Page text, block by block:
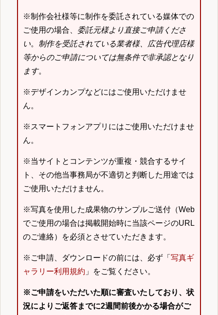
※制作会社様等に制作を委託されている媒体での
ご使用の場合、 委託元様より直接ご申請くださ
い。 制作を受託されている業者様、広告代理店様
等からのご申請については無条件で非承認となり
ます。
※デザインカンプなどにはご使用いただけませ
ん。
※スマートフォンアプリにはご使用いただけませ
ん。
※当サイトとコンテンツが重複・競合するサイ
ト、その他当事務局が不適切と判断した用途では
ご使用いただけません。
※写真を使用した成果物のサンプルご送付（Web
でご使用の場合は掲載開始時に当該ページのURL
のご連絡）を必須とさせていただきます。
※ご申請、ダウンロードの前には、必ず「 写真ギ
ャラリー利用規約 」をご覧ください。
※ご申請をいただいた順に審査いたしており、状
況によりご返答までに2週間前後かかる場合がご